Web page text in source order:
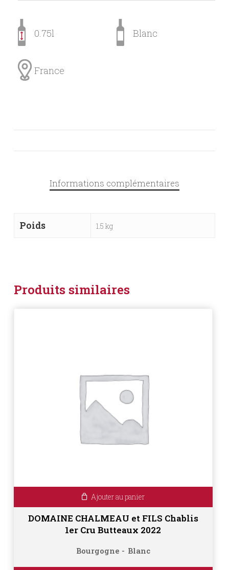
0.75l Blanc
France
Informations complémentaires
Poids 1.5 kg
Produits similaires
Ajouter au panier
DOMAINE CHALMEAU et FILS Chablis
1er Cru Butteaux 2022
Bourgogne Blanc